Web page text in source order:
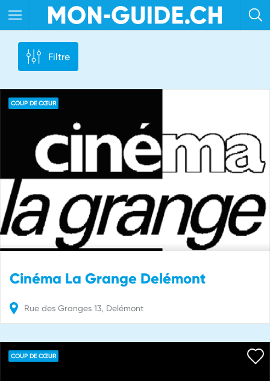
Filtre
COUP DE CŒUR
Cinéma La Grange Delémont
Rue des Granges 13 Delémont
COUP DE CŒUR